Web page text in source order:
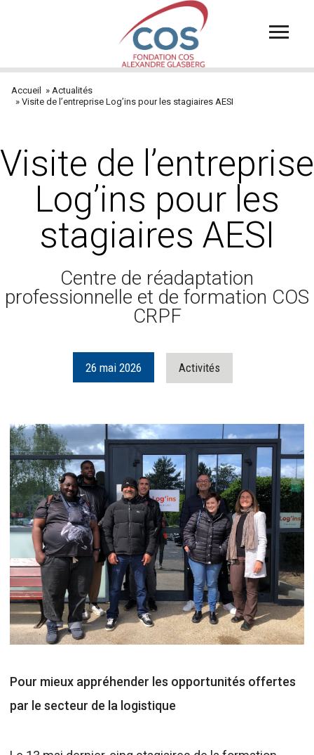
principal
Fil
Accueil
Actualités
Visite de l’entreprise Log’ins pour les stagiaires AESI
Visite de l’entreprise
Log’ins pour les
stagiaires AESI
Centre de réadaptation
professionnelle et de formation COS
CRPF
26 mai 2026 Activités
Pour mieux appréhender les opportunités offertes
par le secteur de la logistique